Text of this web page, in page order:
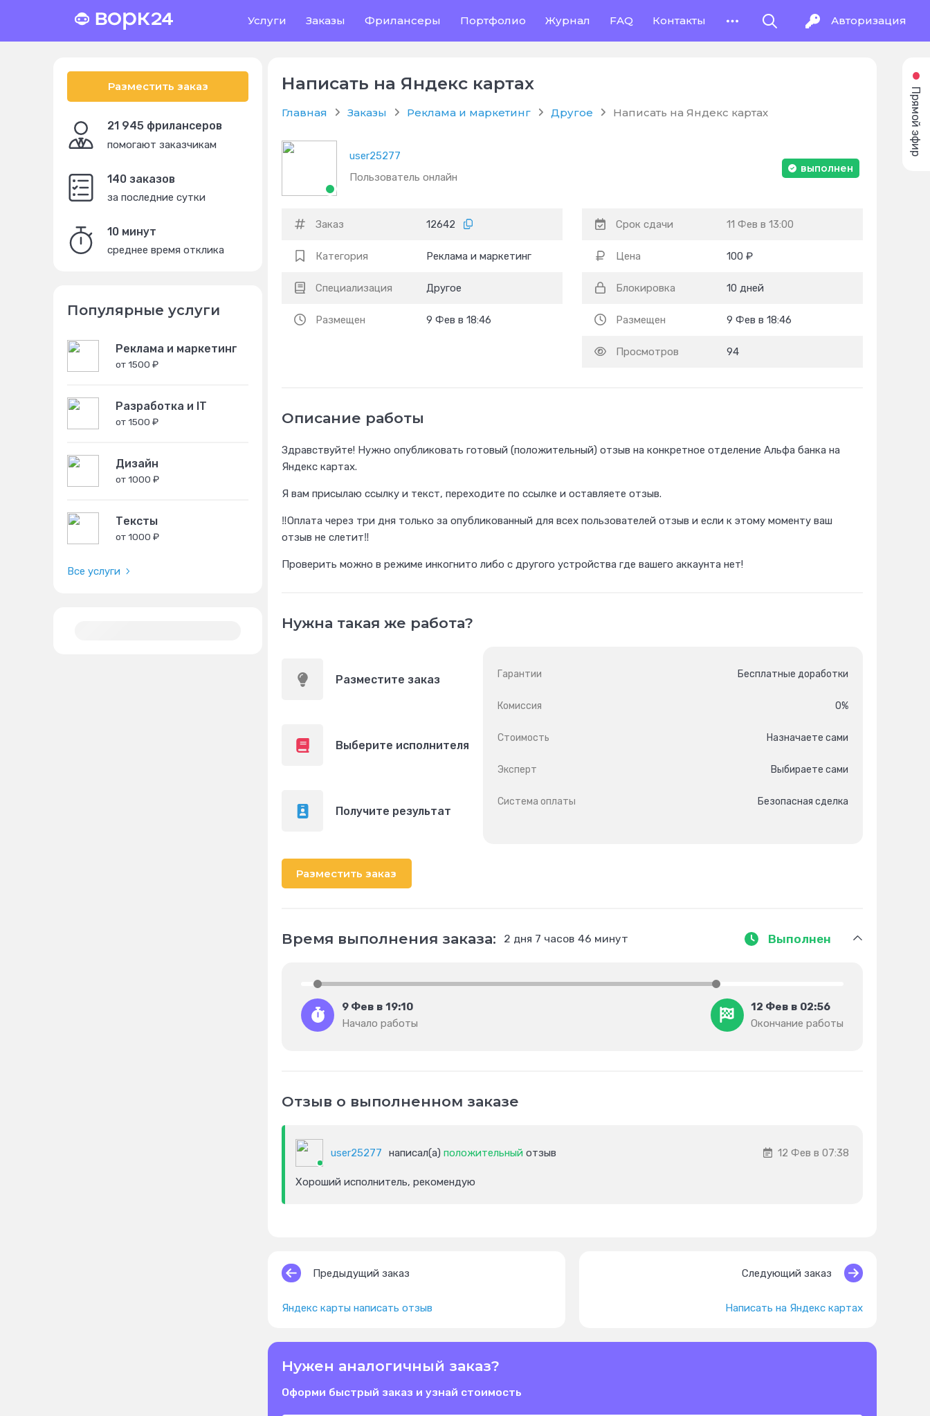
Услуги Заказы Фрилансеры Портфолио Журнал FAQ Контакты Авторизация
Разместить заказ
21 945 фрилансеров
помогают заказчикам
140 заказов
за последние сутки
10 минут
среднее время отклика
Популярные услуги
Реклама и маркетинг
от 1500 ₽
Разработка и IT
от 1500 ₽
Дизайн
от 1000 ₽
Тексты
от 1000 ₽
Все услуги
Написать на Яндекс картах
Главная Заказы Реклама и маркетинг Другое Написать на Яндекс картах
user25277
Пользователь онлайн
выполнен
Заказ 12642
Категория Реклама и маркетинг
Специализация Другое
Размещен 9 Фев в 18:46
Срок сдачи 11 Фев в 13:00
Цена 100 ₽
Блокировка 10 дней
Размещен 9 Фев в 18:46
Просмотров 94
Описание работы
Здравствуйте! Нужно опубликовать готовый (положительный) отзыв на конкретное отделение Альфа банка на
Яндекс картах.
Я вам присылаю ссылку и текст, переходите по ссылке и оставляете отзыв.
‼️Оплата через три дня только за опубликованный для всех пользователей отзыв и если к этому моменту ваш
отзыв не слетит‼️
Проверить можно в режиме инкогнито либо с другого устройства где вашего аккаунта нет!
Нужна такая же работа?
Разместите заказ
Выберите исполнителя
Получите результат
Гарантии Бесплатные доработки
Комиссия 0%
Стоимость Назначаете сами
Эксперт Выбираете сами
Система оплаты Безопасная сделка
Разместить заказ
Время выполнения заказа: 2 дня 7 часов 46 минут Выполнен
9 Фев в 19:10
Начало работы
12 Фев в 02:56
Окончание работы
Отзыв о выполненном заказе
user25277 написал(а) положительный отзыв 12 Фев в 07:38
Хороший исполнитель, рекомендую
Предыдущий заказ
Яндекс карты написать отзыв
Следующий заказ
Написать на Яндекс картах
Нужен аналогичный заказ?
Оформи быстрый заказ и узнай стоимость
Прямой эфир